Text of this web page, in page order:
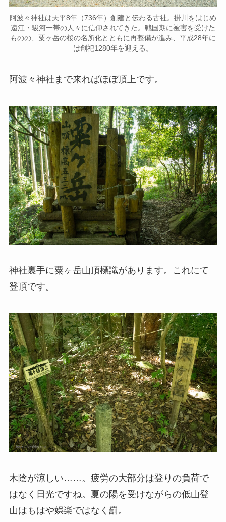
阿波々神社は天平8年（736年）創建と伝わる古社。掛川をはじめ
遠江・駿河一帯の人々に信仰されてきた。戦国期に被害を受けた
ものの、粟ヶ岳の桜の名所化とともに再整備が進み、平成28年に
は創祀1280年を迎える。
阿波々神社まで来ればほぼ頂上です。
神社裏手に粟ヶ岳山頂標識があります。これにて
登頂です。
木陰が涼しい……。疲労の大部分は登りの負荷で
はなく日光ですね。夏の陽を受けながらの低山登
山はもはや娯楽ではなく罰。